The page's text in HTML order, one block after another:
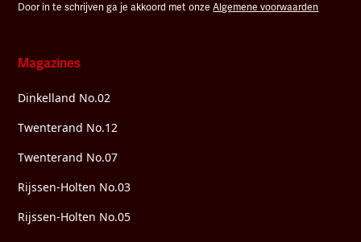
Door in te schrijven ga je akkoord met onzeAlgemene voorwaarden
Magazines
Dinkelland No.02
Twenterand No.12
Twenterand No.07
Rijssen-Holten No.03
Rijssen-Holten No.05